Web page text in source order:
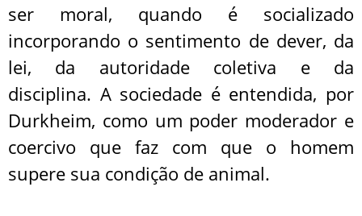
ser moral, quando é socializado
incorporando o sentimento de dever, da
lei, da autoridade coletiva e da
disciplina. A sociedade é entendida, por
Durkheim, como um poder moderador e
coercivo que faz com que o homem
supere sua condição de animal.